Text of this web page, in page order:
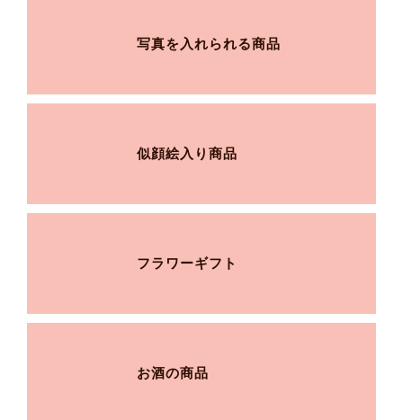
写真を入れられる商品
似顔絵入り商品
フラワーギフト
お酒の商品